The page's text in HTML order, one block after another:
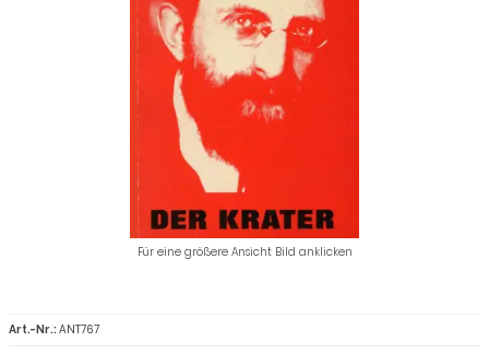
Für eine größere Ansicht Bild anklicken
Art.-Nr.:ANT767